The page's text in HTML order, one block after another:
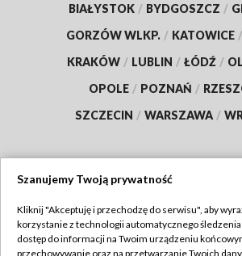
BIAŁYSTOK / BYDGOSZCZ /
GORZÓW WLKP. / KATOWICE /
KRAKÓW / LUBLIN / ŁÓDŹ /
OPOLE / POZNAŃ /
SZCZECIN / WARSZAWA /
TVP
Szanujemy Twoją prywatność
Kliknij "Akceptuję i przechodzę do serwisu", aby
korzystanie z technologii automatycznego śledzenia
dostęp do informacji na Twoim urządzeniu
przechowywanie oraz na przetwarzanie Twoich